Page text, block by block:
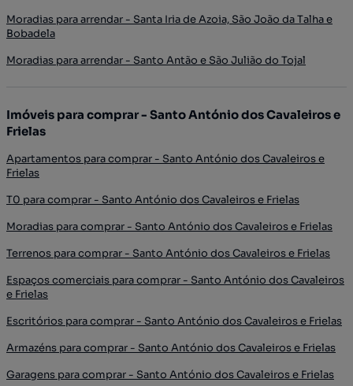
Moradias para arrendar - Santa Iria de Azoia, São João da Talha e
Bobadela
Moradias para arrendar - Santo Antão e São Julião do Tojal
Imóveis para comprar - Santo António dos Cavaleiros e
Frielas
Apartamentos para comprar - Santo António dos Cavaleiros e
Frielas
T0 para comprar - Santo António dos Cavaleiros e Frielas
Moradias para comprar - Santo António dos Cavaleiros e Frielas
Terrenos para comprar - Santo António dos Cavaleiros e Frielas
Espaços comerciais para comprar - Santo António dos Cavaleiros
e Frielas
Escritórios para comprar - Santo António dos Cavaleiros e Frielas
Armazéns para comprar - Santo António dos Cavaleiros e Frielas
Garagens para comprar - Santo António dos Cavaleiros e Frielas